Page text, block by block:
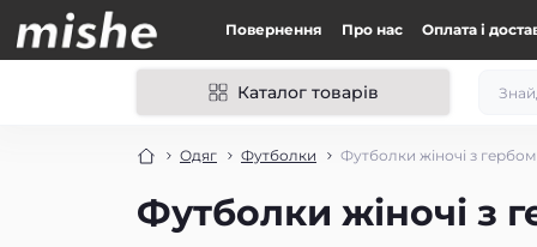
Повернення Про нас Оплата і
Каталог товарів
Одяг Футболки Футболки жіночі з
Футболки жіночі з